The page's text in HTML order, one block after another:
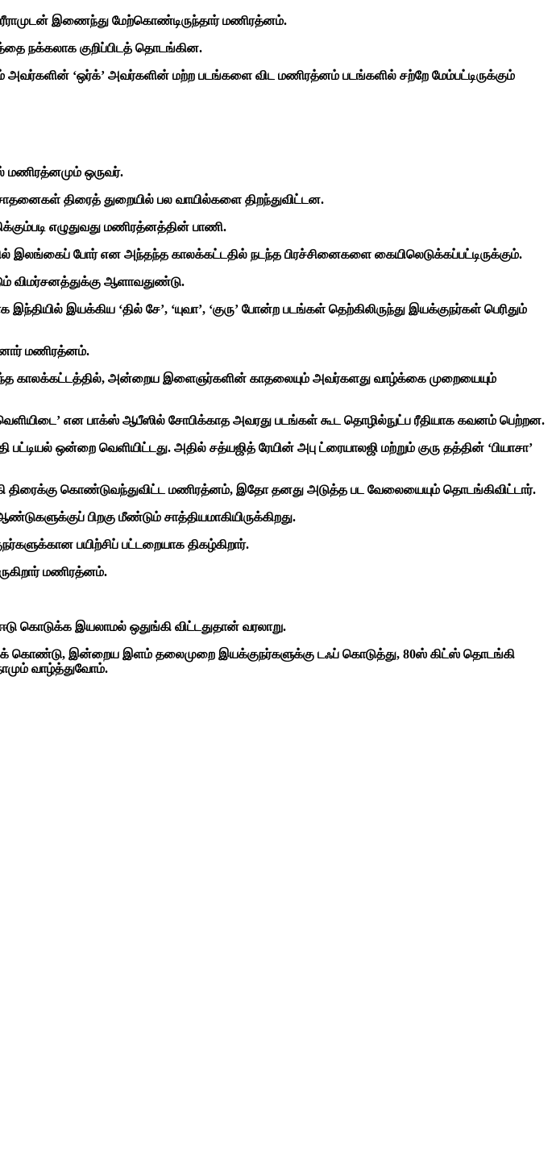
இணைந்து மேற்கொண்டிருந்தார் மணிரத்னம்.
நக்கலாக குறிப்பிடத் தொடங்கின.
அவர்களின் ‘ஒர்க்’ அவர்களின் மற்ற படங்களை விட மணிரத்னம் படங்களில் சற்றே மேம்பட்டிருக்கும்
மணிரத்னமும் ஒருவர்.
திரைத் துறையில் பல வாயில்களை திறந்துவிட்டன.
எழுதுவது மணிரத்னத்தின் பாணி.
இலங்கைப் போர் என அந்தந்த காலக்கட்டதில் நடந்த பிரச்சினைகளை கையிலெடுக்கப்பட்டிருக்கும்.
விமர்சனத்துக்கு ஆளாவதுண்டு.
இயக்கிய ‘தில் சே’, ‘யுவா’, ‘குரு’ போன்ற படங்கள் தெற்கிலிருந்து இயக்குநர்கள் பெரிதும்
மணிரத்னம்.
காலக்கட்டத்தில், அன்றைய இளைஞர்களின் காதலையும் அவர்களது வாழ்க்கை முறையையும்
என பாக்ஸ் ஆபீஸில் சோபிக்காத அவரது படங்கள் கூட தொழில்நுட்ப ரீதியாக கவனம் பெற்றன.
ஒன்றை வெளியிட்டது. அதில் சத்யஜித் ரேயின் அபு ட்ரையாலஜி மற்றும் குரு தத்தின் ‘பியாசா’
கொண்டுவந்துவிட்ட மணிரத்னம், இதோ தனது அடுத்த பட வேலையையும் தொடங்கிவிட்டார்.
பிறகு மீண்டும் சாத்தியமாகியிருக்கிறது.
பயிற்சிப் பட்டறையாக திகழ்கிறார்.
மணிரத்னம்.
கொடுக்க இயலாமல் ஒதுங்கி விட்டதுதான் வரலாறு.
கொண்டு, இன்றைய இளம் தலைமுறை இயக்குநர்களுக்கு டஃப் கொடுத்து, 80ஸ் கிட்ஸ் தொடங்கி
வாழ்த்துவோம்.